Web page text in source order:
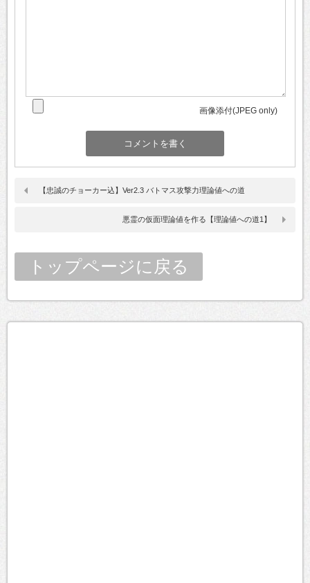
画像添付(JPEG only)
【忠誠のチョーカー込】Ver2.3 バトマス攻撃力理論値への道
悪霊の仮面理論値を作る【理論値への道1】
トップページに戻る